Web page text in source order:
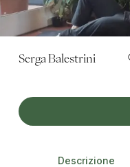
Serga Balestrini
Descrizione